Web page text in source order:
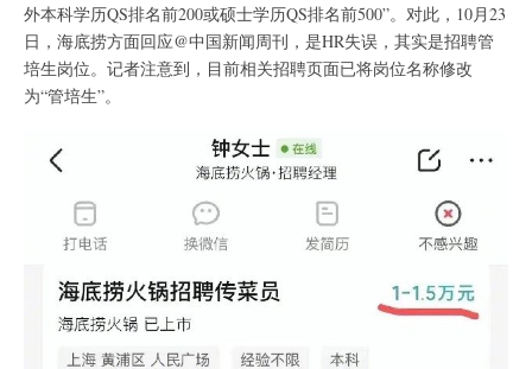
外本科学历QS排名前200或硕士学历QS排名前500”。对此，10月23
日，海底捞方面回应@中国新闻周刊，是HR失误，其实是招聘管
培生岗位。记者注意到，目前相关招聘页面已将岗位名称修改
为“管培生”。